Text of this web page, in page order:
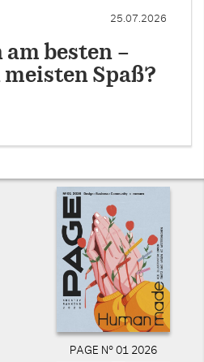
25.07.2026
am besten –
Spaß?
PAGE N° 01 2026